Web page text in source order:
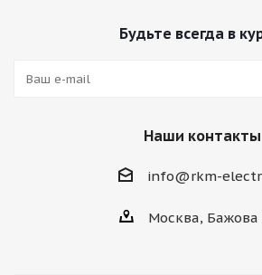
Будьте всегда в
Наши контакты
info@rkm-
Москва, Бажова